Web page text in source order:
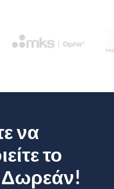
να
το
Δωρεάν!